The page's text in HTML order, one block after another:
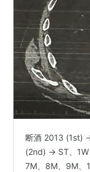
断酒 2013 (1st)
(2nd) → ST、1W
7M、8M、9M、